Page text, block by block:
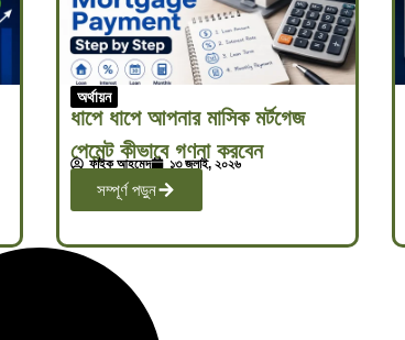
অর্থায়ন
ধাপে ধাপে আপনার মাসিক মর্টগেজ
পেমেন্ট কীভাবে গণনা করবেন
ফাইক আহমেদ ১৩ জুলাই, ২০২৬
সম্পূর্ণ পড়ুন